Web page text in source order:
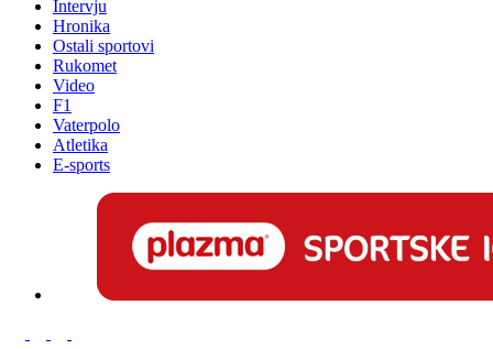
Intervju
Hronika
Ostali sportovi
Rukomet
Video
F1
Vaterpolo
Atletika
E-sports